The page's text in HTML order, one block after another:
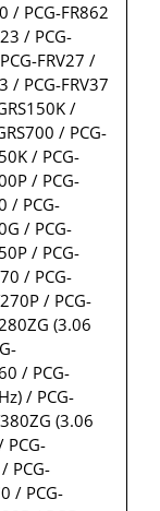
/ PCG-FR862
/ PCG-
FRV27 /
/ PCG-FRV37
/
/ PCG-
/ PCG-
/ PCG-
/ PCG-
/ PCG-
/ PCG-
/ PCG-
/ PCG-
(3.06
/ PCG-
/ PCG-
(3.06
PCG-
PCG-
/ PCG-